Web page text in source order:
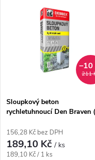
211
–10
Sloupkový beton
rychletuhnoucí Den Braven
156,28 Kč bez DPH
189,10 Kč/ ks
Měrná
189,10 Kč / 1 ks